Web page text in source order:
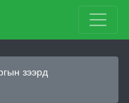
зээрд